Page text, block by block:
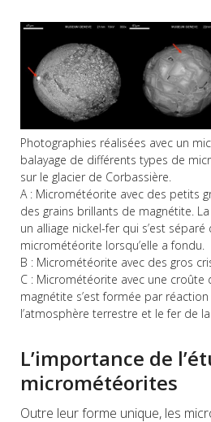
Photographies réalisées avec un
balayage de différents types de
sur le glacier de Corbassière.
A : Micrométéorite avec des petits
des grains brillants de magnétite.
un alliage nickel-fer qui s’est
micrométéorite lorsqu’elle a fondu.
B : Micrométéorite avec des gros
C : Micrométéorite avec une croûte
magnétite s’est formée par réaction
l’atmosphère terrestre et le fer de
L’importance de
micrométéorites
Outre leur forme unique, les